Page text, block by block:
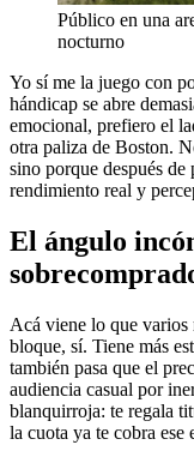
Público en una
nocturno
Yo sí me la juego con
hándicap se abre
emocional, prefiero el
otra paliza de Boston.
sino porque después
rendimiento real y
El ángulo
Acá viene lo que varios
bloque, sí. Tiene más
también pasa que el
audiencia casual por
blanquirroja: te regala
la cuota ya te cobra ese